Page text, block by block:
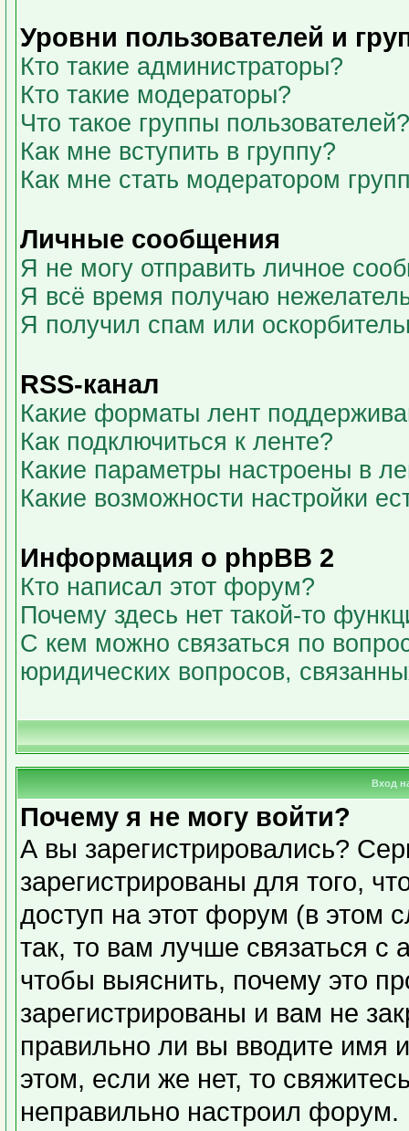
Уровни пользователей и
Кто такие администраторы?
Кто такие модераторы?
Что такое группы пользователей?
Как мне вступить в группу?
Как мне стать модератором
Личные сообщения
Я не могу отправить личное
Я всё время получаю
Я получил спам или
RSS-канал
Какие форматы лент
Как подключиться к ленте?
Какие параметры настроены в
Какие возможности настройки
Информация о phpBB 2
Кто написал этот форум?
Почему здесь нет такой-то
С кем можно связаться по
юридических вопросов,
Вход
Почему я не могу войти?
А вы зарегистрировались?
зарегистрированы для того,
доступ на этот форум (в этом
так, то вам лучше связаться
чтобы выяснить, почему это
зарегистрированы и вам не
правильно ли вы вводите
этом, если же нет, то
неправильно настроил форум.